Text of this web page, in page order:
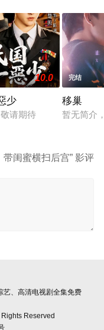
10.0
少
请期待
完结
移巢
暂无简介
带闺蜜横扫后宫” 影评
艺、高清电视剧全集免费
Reserved